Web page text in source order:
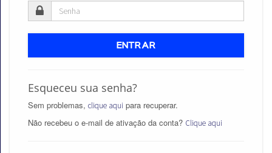
Aprovados
Aulas
VIVO
GRATUITAS!
ENTRAR
Esqueceu sua senha?
Sem problemas, clique aqui para recuperar.
Não recebeu o e-mail de ativação da conta? Clique aqui